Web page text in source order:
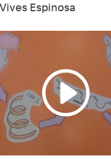
Espinosa